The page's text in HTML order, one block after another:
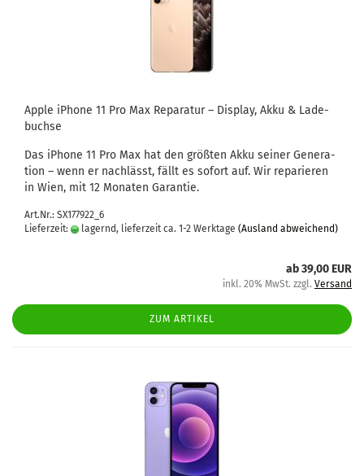
Apple iPho­ne 11 Pro Max Re­pa­ra­tur – Dis­play, Akku & La­de­
buch­se
Das iPho­ne 11 Pro Max hat den größ­ten Akku sei­ner Ge­nera­
ti­on – wenn er nach­lässt, fällt es so­fort auf. Wir re­pa­rie­ren
in Wien, mit 12 Mo­na­ten Ga­ran­tie.
Art.Nr.: SX177922_6
Lieferzeit:
lagernd, lieferzeit ca. 1-2 Werktage (Ausland abweichend)
ab 39,00 EUR
inkl. 20% MwSt. zzgl. Versand
ZUM ARTIKEL